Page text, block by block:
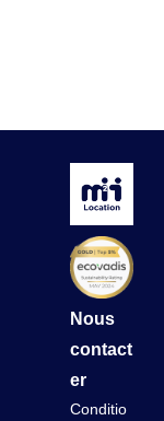
Nous
contact
er
Conditio